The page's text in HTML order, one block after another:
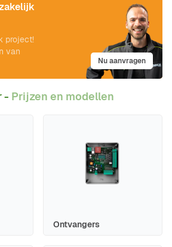
project!
van
Nu aanvragen
- Prijzen en modellen
Ontvangers